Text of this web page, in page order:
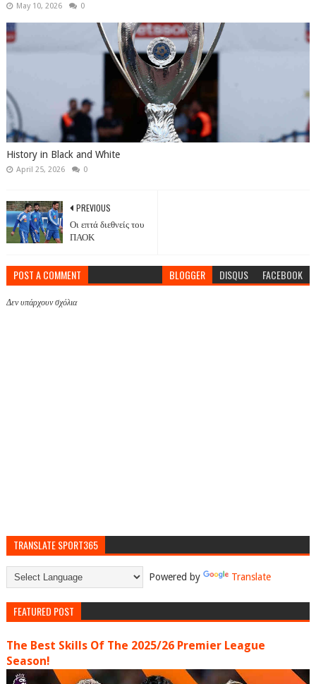
May 10, 2026 0
History in Black and White
April 25, 2026 0
PREVIOUS
Οι επτά διεθνείς του
ΠΑΟΚ
POST A COMMENT BLOGGER DISQUS FACEBOOK
Δεν υπάρχουν σχόλια
TRANSLATE SPORT365
Powered by Translate
FEATURED POST
The Best Skills Of The 2025/26 Premier League
Season!